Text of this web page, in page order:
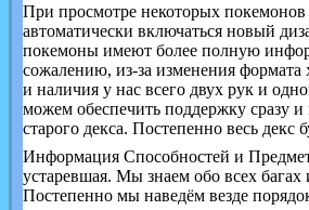
При просмотре некоторых покемонов
автоматически включаться новый
покемоны имеют более полную
сожалению, из-за изменения формата
и наличия у нас всего двух рук и
можем обеспечить поддержку сразу и
старого декса. Постепенно весь декс
Информация Способностей и
устаревшая. Мы знаем обо всех багах
Постепенно мы наведём везде